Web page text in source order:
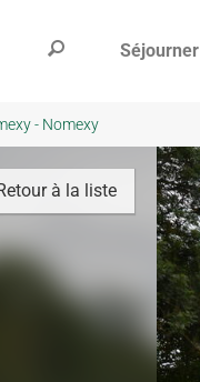
Séjourner
- Nomexy
à la liste